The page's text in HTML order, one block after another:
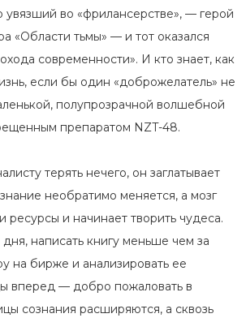
во «фрилансерстве», — герой
«Области тьмы» — и тот оказался
современности». И кто знает, как
если бы один «доброжелатель» не
полупрозрачной волшебной
препаратом NZT-48.
терять нечего, он заглатывает
необратимо меняется, а мозг
ресурсы и начинает творить чудеса.
дня, написать книгу меньше чем за
на бирже и анализировать ее
вперед — добро пожаловать в
сознания расширяются, а сквозь